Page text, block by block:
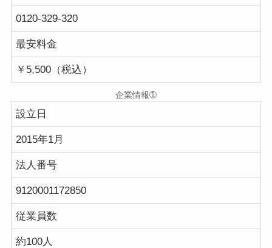
0120-329-320
最安料金
￥5,500（税込）
企業情報➀
設立日
2015年1月
法人番号
9120001172850
従業員数
約100人